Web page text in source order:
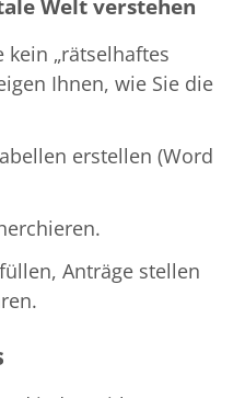
„rätselhaftes
Ihnen, wie Sie die
erstellen (Word
Anträge stellen